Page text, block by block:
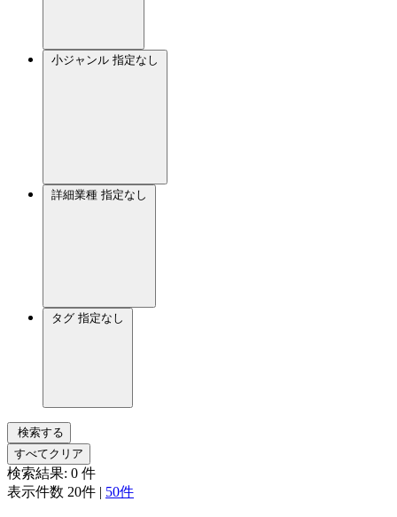
小ジャンル 指定なし
詳細業種 指定なし
タグ 指定なし
検索する
すべてクリア
検索結果: 0 件
表示件数 20件 | 50件